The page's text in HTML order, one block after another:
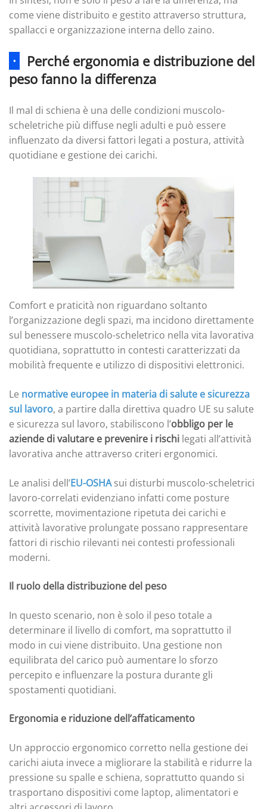
come viene distribuito e gestito attraverso struttura,
spallacci e organizzazione interna dello zaino.
·
Perché ergonomia e distribuzione del
peso fanno la differenza
Il mal di schiena è una delle condizioni muscolo-
scheletriche più diffuse negli adulti e può essere
influenzato da diversi fattori legati a postura, attività
quotidiane e gestione dei carichi.
Comfort e praticità non riguardano soltanto
l’organizzazione degli spazi, ma incidono direttamente
sul benessere muscolo-scheletrico nella vita lavorativa
quotidiana, soprattutto in contesti caratterizzati da
mobilità frequente e utilizzo di dispositivi elettronici.
Le normative europee in materia di salute e sicurezza
sul lavoro, a partire dalla direttiva quadro UE su salute
e sicurezza sul lavoro, stabiliscono l’obbligo per le
aziende di valutare e prevenire i rischi legati all’attività
lavorativa anche attraverso criteri ergonomici.
Le analisi dell’EU-OSHAsui disturbi muscolo-scheletrici
lavoro-correlati evidenziano infatti come posture
scorrette, movimentazione ripetuta dei carichi e
attività lavorative prolungate possano rappresentare
fattori di rischio rilevanti nei contesti professionali
moderni.
Il ruolo della distribuzione del peso
In questo scenario, non è solo il peso totale a
determinare il livello di comfort, ma soprattutto il
modo in cui viene distribuito. Una gestione non
equilibrata del carico può aumentare lo sforzo
percepito e influenzare la postura durante gli
spostamenti quotidiani.
Ergonomia e riduzione dell’affaticamento
Un approccio ergonomico corretto nella gestione dei
carichi aiuta invece a migliorare la stabilità e ridurre la
pressione su spalle e schiena, soprattutto quando si
trasportano dispositivi come laptop, alimentatori e